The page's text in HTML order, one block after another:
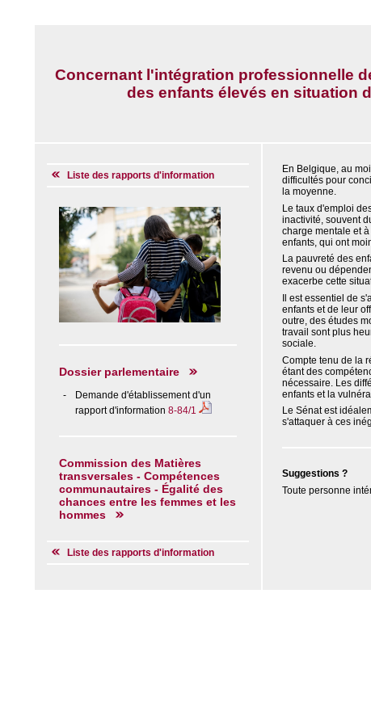
Concernant l'intégration professionnelle
des enfants élevés en situation
Liste des rapports d'information
Dossier parlementaire
Demande d'établissement d'un
rapport d'information 8-84/1
Commission des Matières
transversales - Compétences
communautaires - Égalité des
chances entre les femmes et les
hommes
Liste des rapports d'information
En Belgique, au
difficultés pour
la moyenne.
Le taux d'emploi
inactivité, souvent
charge mentale et
enfants, qui ont
La pauvreté des
revenu ou
exacerbe cette
Il est essentiel de
enfants et de leur
outre, des études
travail sont plus
sociale.
Compte tenu de la
étant des
nécessaire. Les
enfants et la
Le Sénat est
s'attaquer à ces
Suggestions ?
Toute personne